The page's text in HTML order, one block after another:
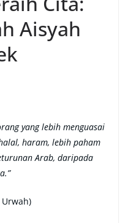
Aisyah
yang lebih menguasai
haram, lebih paham
Arab, daripada